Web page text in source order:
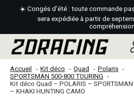
☀️ Congés d'été : toute commande
sera expédiée à partir de
Accueil Kit déco Quad
Polaris
SPORTSMAN 500-800 TOURING
Kit déco Quad – POLARIS –
– KHAKI HUNTING CAMO